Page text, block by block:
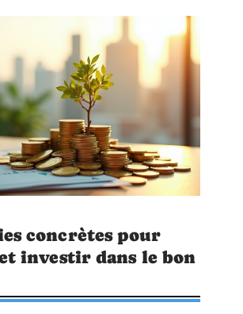
concrètes pour
investir dans le bon